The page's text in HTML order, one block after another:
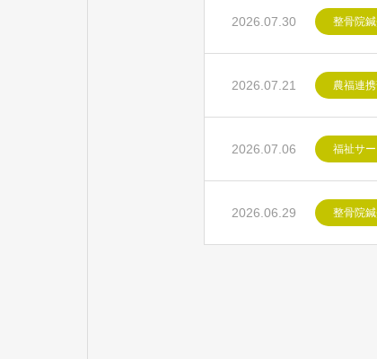
2026.07.30 整骨院
2026.07.21 農福連
2026.07.06 福祉サ
2026.06.29 整骨院